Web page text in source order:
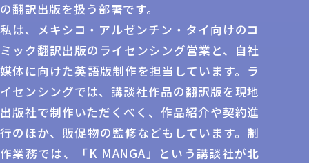
の翻訳出版を扱う部署です。
私は、メキシコ・アルゼンチン・タイ向けのコ
ミック翻訳出版のライセンシング営業と、自社
媒体に向けた英語版制作を担当しています。ラ
イセンシングでは、講談社作品の翻訳版を現地
出版社で制作いただくべく、作品紹介や契約進
行のほか、販促物の監修などもしています。制
作業務では、「K MANGA」という講談社が北